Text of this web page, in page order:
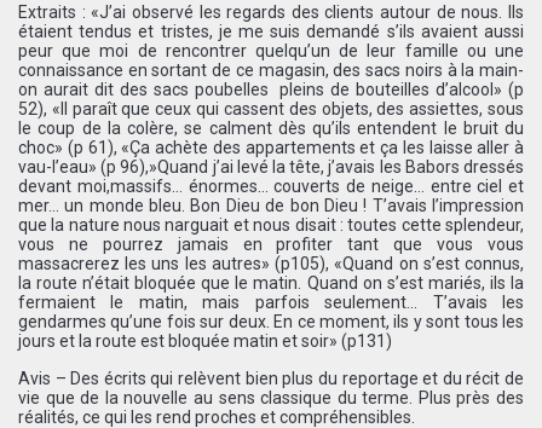
Extraits : «J’ai observé les regards des clients autour de nous. Ils
étaient tendus et tristes, je me suis demandé s’ils avaient aussi
peur que moi de rencontrer quelqu’un de leur famille ou une
connaissance en sortant de ce magasin, des sacs noirs à la main-
on aurait dit des sacs poubelles  pleins de bouteilles d’alcool» (p
52), «Il paraît que ceux qui cassent des objets, des assiettes, sous
le coup de la colère, se calment dès qu’ils entendent le bruit du
choc» (p 61), «Ça achète des appartements et ça les laisse aller à
vau-l’eau» (p 96),»Quand j’ai levé la tête, j’avais les Babors dressés
devant moi,massifs… énormes… couverts de neige… entre ciel et
mer… un monde bleu. Bon Dieu de bon Dieu ! T’avais l’impression
que la nature nous narguait et nous disait : toutes cette splendeur,
vous ne pourrez jamais en profiter tant que vous vous
massacrerez les uns les autres» (p105), «Quand on s’est connus,
la route n’était bloquée que le matin. Quand on s’est mariés, ils la
fermaient le matin, mais parfois seulement… T’avais les
gendarmes qu’une fois sur deux. En ce moment, ils y sont tous les
jours et la route est bloquée matin et soir» (p131)
Avis – Des écrits qui relèvent bien plus du reportage et du récit de
vie que de la nouvelle au sens classique du terme. Plus près des
réalités, ce qui les rend proches et compréhensibles.